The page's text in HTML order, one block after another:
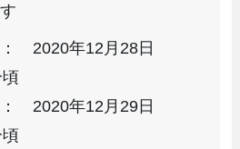
2020年12月28日
2020年12月29日